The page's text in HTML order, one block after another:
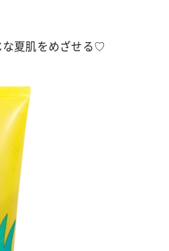
な夏肌をめざせる♡